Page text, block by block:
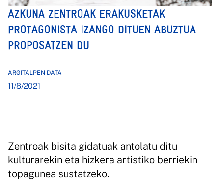
AZKUNA ZENTROAK ERAKUSKETAK
PROTAGONISTA IZANGO DITUEN ABUZTUA
PROPOSATZEN DU
ARGITALPEN DATA
11/8/2021
Zentroak bisita gidatuak antolatu ditu
kulturarekin eta hizkera artistiko berriekin
topagunea sustatzeko.